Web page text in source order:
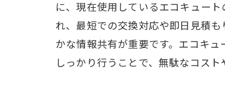
に、現在使用しているエコキュー
れ、最短での交換対応や即日見積
かな情報共有が重要です。エコキ
しっかり行うことで、無駄なコス